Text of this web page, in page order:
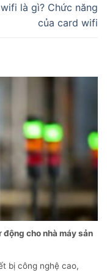
là gì? Chức năng
của card wifi
cho nhà máy sản
bị công nghệ cao,